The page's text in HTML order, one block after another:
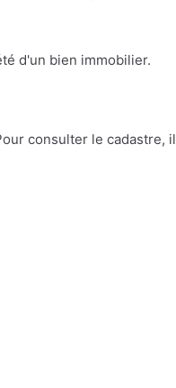
d'un bien immobilier.
consulter le cadastre, il